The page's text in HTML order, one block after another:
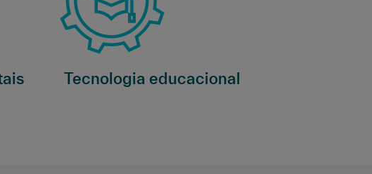
Tecnologia educacional